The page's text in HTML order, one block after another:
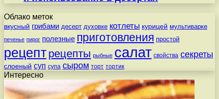
Облако меток
вкусный грибами десерт духовке котлеты курицей мультиварке
печенье пирог полезные приготовления простой
рецепт рецепты рыбные салат свойства секреты
слоеный суп супа сыром торт тортик
Интересно